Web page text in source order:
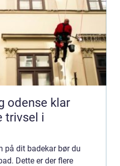
klar
trivsel i
på dit badekar bør du
Dette er der flere